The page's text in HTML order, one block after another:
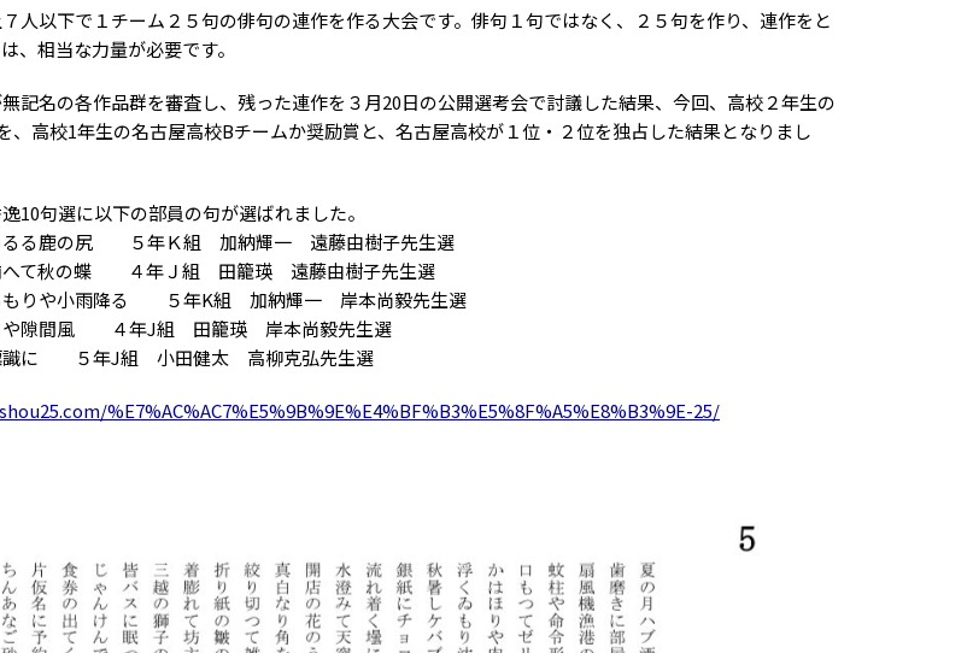
人以下で１チーム２５句の俳句の連作を作る大会です。俳句１句ではなく、２５句を作り、連作をと
、相当な力量が必要です。
記名の各作品群を審査し、残った連作を３月20日の公開選考会で討議した結果、今回、高校２年生の
、高校1年生の名古屋高校Bチームか奨励賞と、名古屋高校が１位・２位を独占した結果となりまし
10句選に以下の部員の句が選ばれました。
るる鹿の尻 ５年Ｋ組 加納輝一 遠藤由樹子先生選
へて秋の蝶 ４年Ｊ組 田籠瑛 遠藤由樹子先生選
もりや小雨降る ５年K組 加納輝一 岸本尚毅先生選
や隙間風 ４年J組 田籠瑛 岸本尚毅先生選
識に ５年J組 小田健太 高柳克弘先生選
%E7%AC%AC7%E5%9B%9E%E4%BF%B3%E5%8F%A5%E8%B3%9E-25/